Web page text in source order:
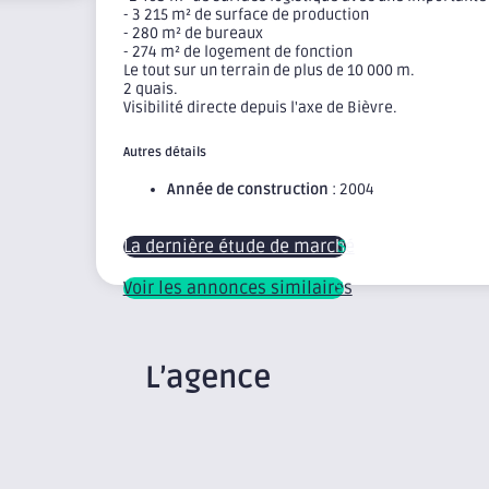
- 3 215 m² de surface de production
- 280 m² de bureaux
- 274 m² de logement de fonction
Le tout sur un terrain de plus de 10 000 m.
2 quais.
Visibilité directe depuis l'axe de Bièvre.
Autres détails
Année de construction : 2004
La dernière étude de marché
Voir les annonces similaires
L’agence